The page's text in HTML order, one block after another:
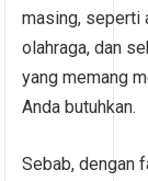
masing, seperti
olahraga, dan
yang memang
Anda butuhkan.
Sebab, dengan